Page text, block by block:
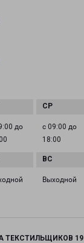
до
с 09:00 до
18:00
Выходной
ТЕКСТИЛЬЩИКОВ 19